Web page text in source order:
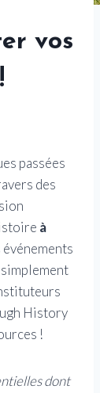
vos
passées
des
à
History
!
dont